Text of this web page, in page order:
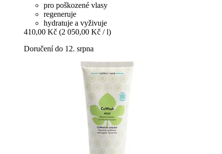
pro poškozené vlasy
regeneruje
hydratuje a vyživuje
410,00 Kč (2 050,00 Kč / l)
Doručení do 12. srpna